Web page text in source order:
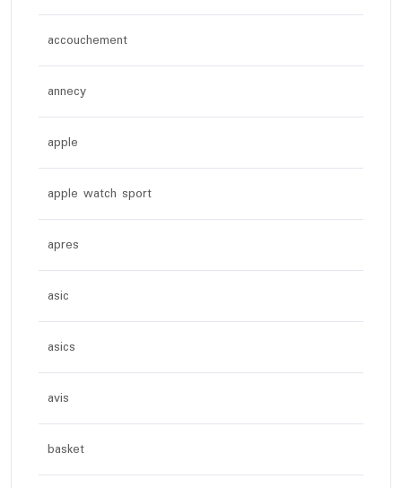
accouchement
annecy
apple
apple watch sport
apres
asic
asics
avis
basket